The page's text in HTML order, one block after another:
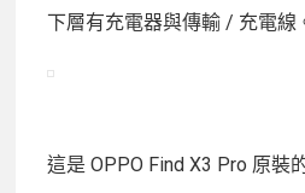
下層有充電器與傳輸 / 充電線
這是 OPPO Find X3 Pro 原裝